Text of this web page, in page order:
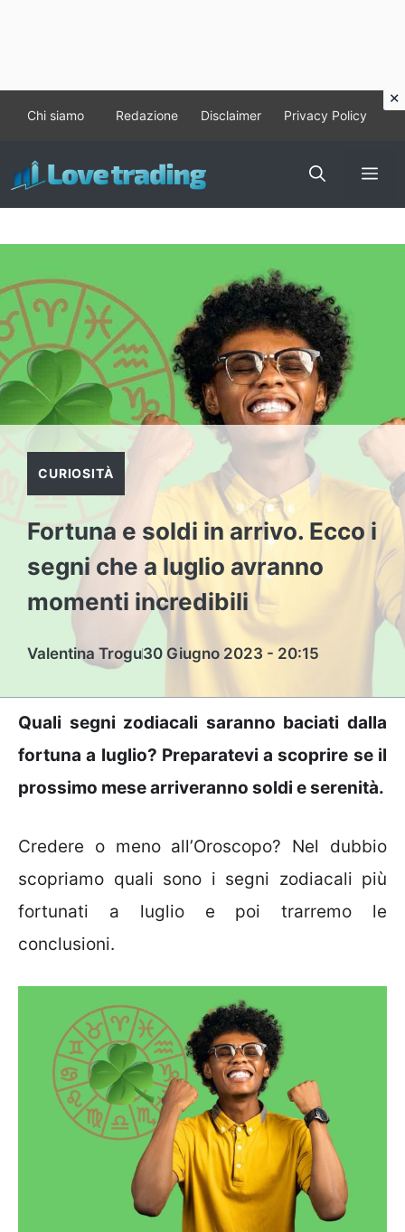
contenuto
Chi siamo Redazione Disclaimer Privacy Policy
CURIOSITÀ
Fortuna e soldi in arrivo. Ecco i
segni che a luglio avranno
momenti incredibili
Valentina Trogu30 Giugno 2023 - 20:15
Quali segni zodiacali saranno baciati dalla
fortuna a luglio? Preparatevi a scoprire se il
prossimo mese arriveranno soldi e serenità.
Credere o meno all’Oroscopo? Nel dubbio
scopriamo quali sono i segni zodiacali più
fortunati a luglio e poi trarremo le
conclusioni.